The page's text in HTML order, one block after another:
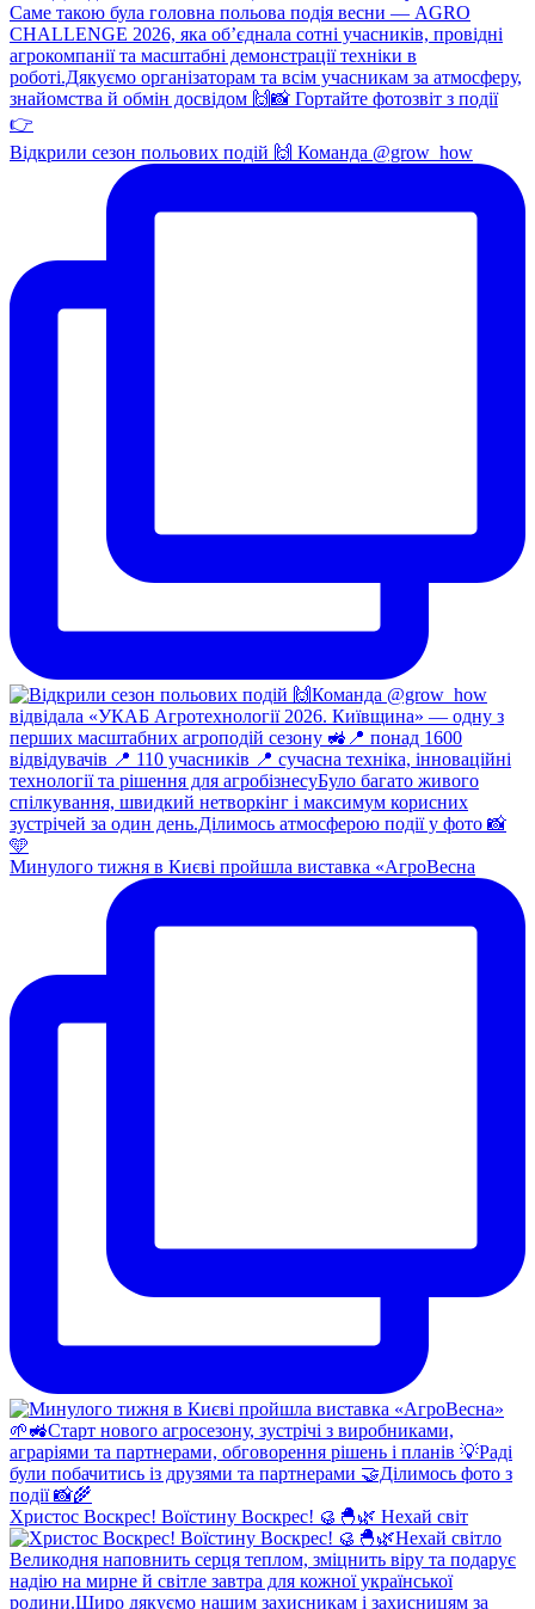
Відкрили сезон польових подій 🙌 Команда @grow_how
Минулого тижня в Києві пройшла виставка «АгроВесна
Христос Воскрес! Воїстину Воскрес! 🥮🐣🌿 Нехай світ